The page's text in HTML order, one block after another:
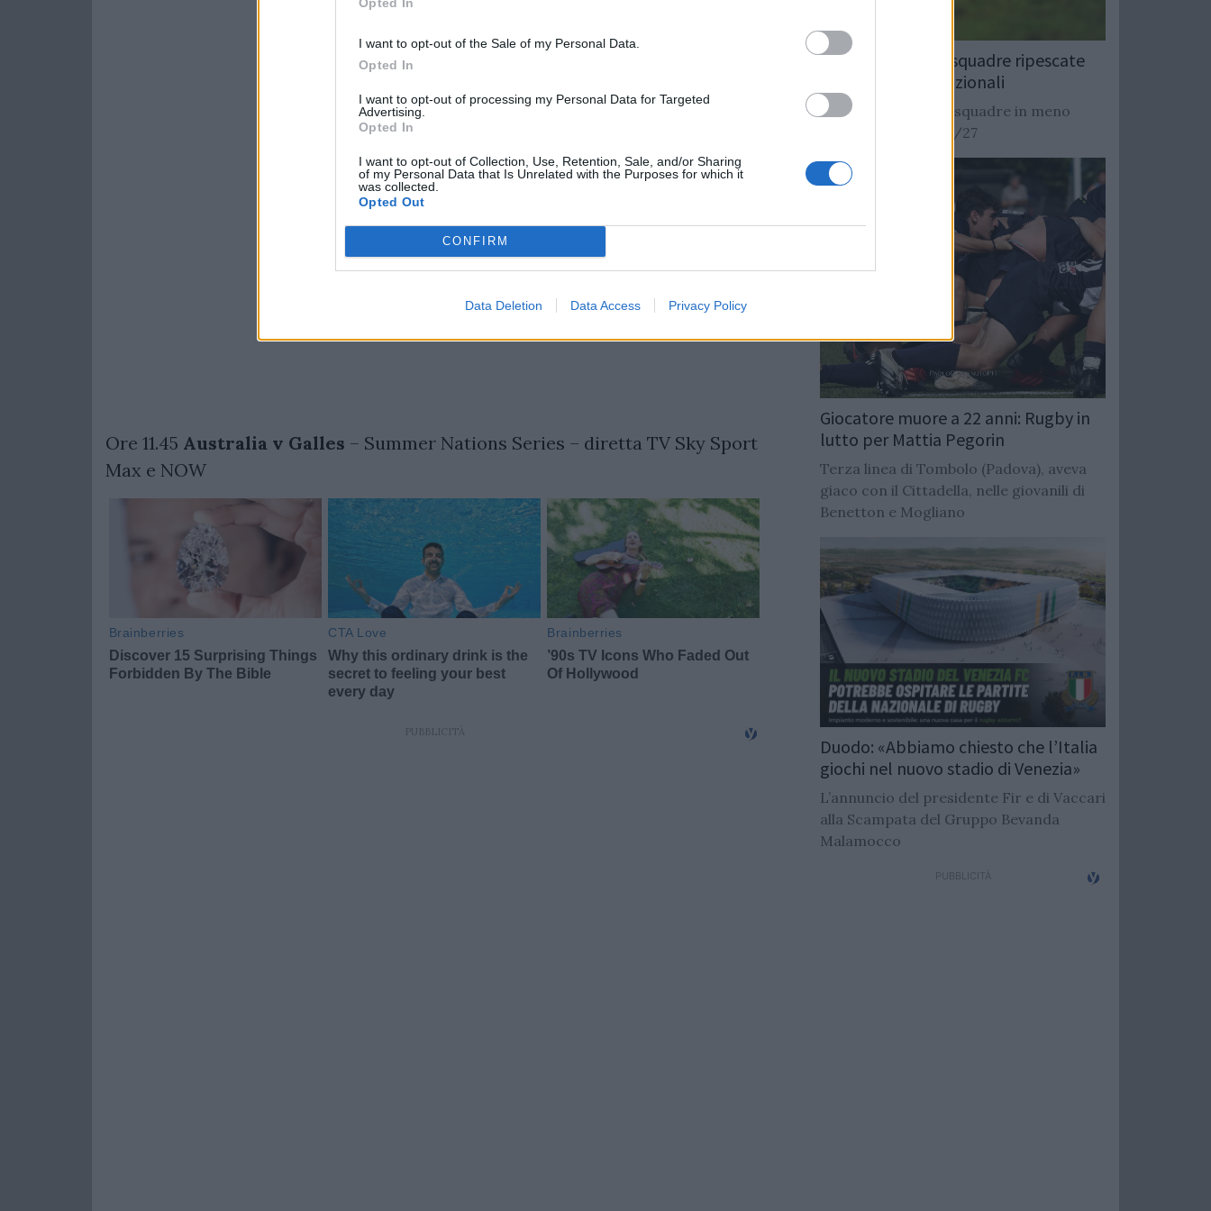
I want to opt-out of the Sale of my Personal Data.
Opted In
I want to opt-out of processing my Personal Data for Targeted
Advertising.
Opted In
I want to opt-out of Collection, Use, Retention, Sale, and/or Sharing
of my Personal Data that Is Unrelated with the Purposes for which it
was collected.
Opted Out
CONFIRM
Data Deletion Data Access Privacy Policy
Ore 11.45 Australia v Galles – Summer Nations Series – diretta TV Sky Sport
Max e NOW
Rugby: Record di squadre ripescate
nei campionati nazionali
Si stimano oltre 20 squadre in meno
dalla stagione 2026/27
Giocatore muore a 22 anni: Rugby in
lutto per Mattia Pegorin
Terza linea di Tombolo (Padova), aveva
giaco con il Cittadella, nelle giovanili di
Benetton e Mogliano
Duodo: «Abbiamo chiesto che l’Italia
giochi nel nuovo stadio di Venezia»
L’annuncio del presidente Fir e di Vaccari
alla Scampata del Gruppo Bevanda
Malamocco